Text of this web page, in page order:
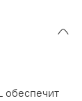
обеспечит